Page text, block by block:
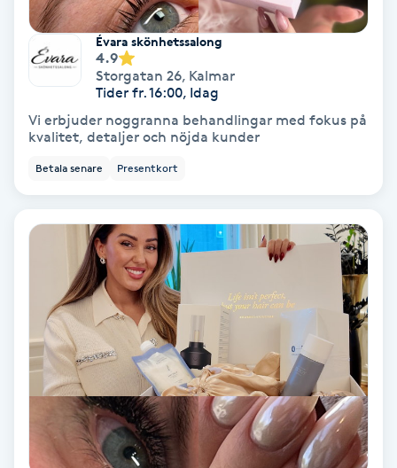
Barnklippning
BIAB
Brynfärgning
Brynplockning
Bröllopsuppsättning
Évara skönhetssalong
4.9
Storgatan 26, Kalmar
Tider fr. 16:00, Idag
Vi erbjuder noggranna behandlingar med fokus på
kvalitet, detaljer och nöjda kunder
Betala senare Presentkort